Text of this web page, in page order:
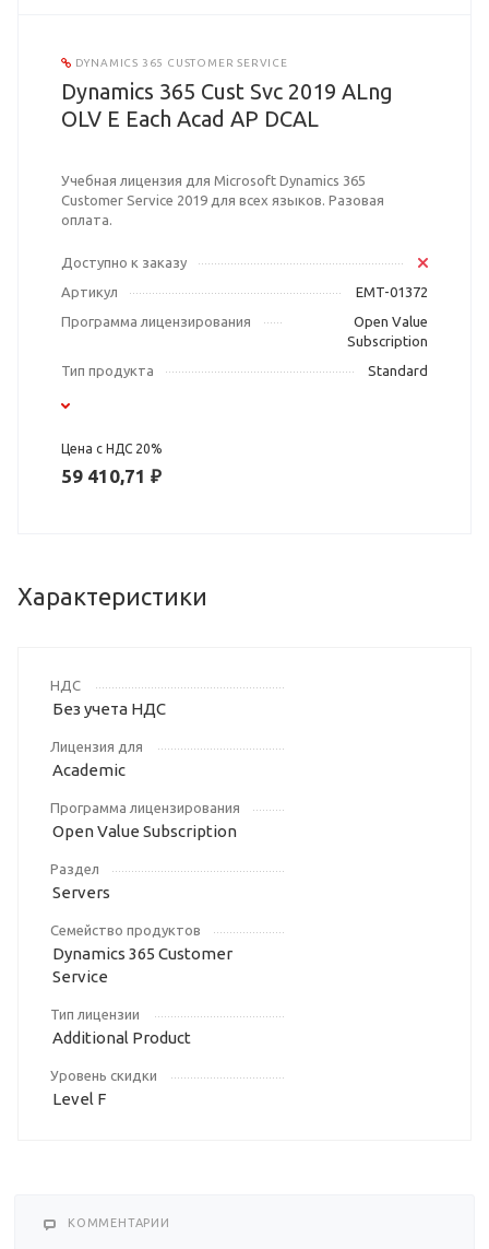
DYNAMICS 365 CUSTOMER SERVICE
Dynamics 365 Cust Svc 2019 ALng
OLV E Each Acad AP DCAL
Учебная лицензия для Microsoft Dynamics 365
Customer Service 2019 для всех языков. Разовая
оплата.
Доступно к заказу
Артикул
EMT-01372
Программа лицензирования
Open Value
Subscription
Тип продукта
Standard
Цена с НДС 20%
59 410,71 ₽
Характеристики
НДС
Без учета НДС
Лицензия для
Academic
Программа лицензирования
Open Value Subscription
Раздел
Servers
Семейство продуктов
Dynamics 365 Customer
Service
Тип лицензии
Additional Product
Уровень скидки
Level F
КОММЕНТАРИИ